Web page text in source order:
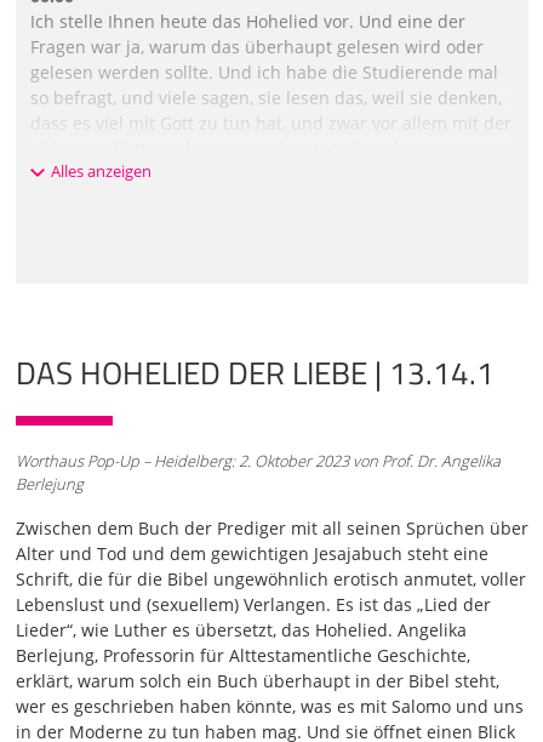
Ich stelle Ihnen heute das Hohelied vor. Und eine der
Fragen war ja, warum das überhaupt gelesen wird oder
gelesen werden sollte. Und ich habe die Studierende mal
so befragt, und viele sagen, sie lesen das, weil sie denken,
dass es viel mit Gott zu tun hat, und zwar vor allem mit der
genau aus dem Gegenteil, weil es hätte nur was zu tun mit
es um Liebe geht, ist Gott immer da. Es gibt also keinen
jeder gewusst
01:06
hat damals, muss Gott nicht extra vermeldet werden. Denn
es wird immer wieder gesagt, in dem Buch wird der Name
Gottes und Gott überhaupt nicht erwähnt. Stimmt. Braucht
man auch nicht, denn: Man erwartet hier was Falsches.
Genauso gut könnte man sich auch daran stoßen, dass im
Buch nicht steht, dass die Liebenden Sauerstoff atmen.
Das weiß jeder, dann schreibe ich es auch nicht hin. Und
genauso ist es eben auch mit der Erwähnung von Gott.
Brauche ich nicht, ist eh da. Die Struktur der Vorlesung
heute ist also: Ich erzähle ein bisschen was über den
Alles anzeigen
DAS HOHELIED DER LIEBE | 13.14.1
Worthaus Pop-Up – Heidelberg: 2. Oktober 2023 von Prof. Dr. Angelika
Berlejung
Zwischen dem Buch der Prediger mit all seinen Sprüchen über
Alter und Tod und dem gewichtigen Jesajabuch steht eine
Schrift, die für die Bibel ungewöhnlich erotisch anmutet, voller
Lebenslust und (sexuellem) Verlangen. Es ist das „Lied der
Lieder“, wie Luther es übersetzt, das Hohelied. Angelika
Berlejung, Professorin für Alttestamentliche Geschichte,
erklärt, warum solch ein Buch überhaupt in der Bibel steht,
wer es geschrieben haben könnte, was es mit Salomo und uns
in der Moderne zu tun haben mag. Und sie öffnet einen Blick